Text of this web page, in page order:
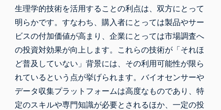
生理学的技術を活用することの利点は、双方にとって
明らかです。すなわち、購入者にとっては製品やサー
ビスの付加価値が高まり、企業にとっては市場調査へ
の投資対効果が向上します。これらの技術が「それほ
ど普及していない」背景には、その利用可能性が限ら
れているという点が挙げられます。バイオセンサーや
データ収集プラットフォームは高度なものであり、特
定のスキルや専門知識が必要とされるほか、一定の投